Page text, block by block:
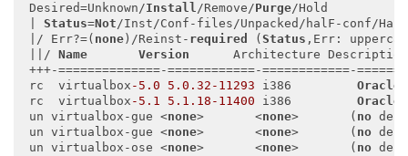
Desired=Unknown/Install/Remove/Purge/Hold
| Status=Not/Inst/Conf-files/Unpacked/halF-
|/ Err?=( none )/Reinst- required (Status ,Err:
||/ Name Version
      Architecture Description
+++-==============-============-============-
rc  virtualbox -5.0 5.0 .32 -11293 i386 Oracle
rc  virtualbox -5.1 5.1 .18 -11400 i386 Oracle
un virtualbox-gue <none>       <none>       ( no
un virtualbox-gue <none>       <none>       ( no
un virtualbox-ose <none>       <none>       ( no